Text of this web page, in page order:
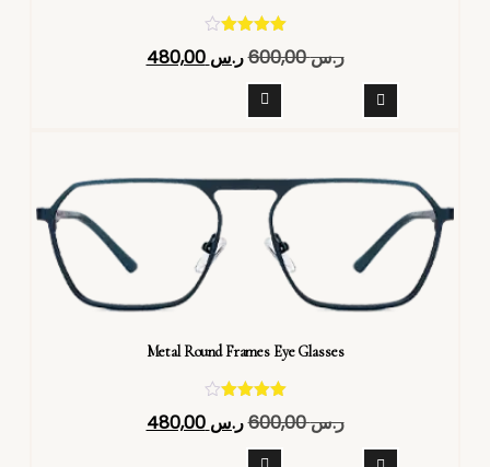
تم التقييم
4.40
ر.س600,00 ر.س 480,00
Metal Round Frames Eye Glasses
تم التقييم
4.40
ر.س600,00 ر.س 480,00